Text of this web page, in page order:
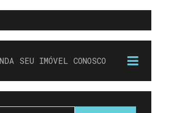
SEU IMÓVEL CONOSCO